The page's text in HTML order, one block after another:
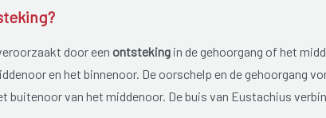
door een ontsteking in de gehoorgang of het
en het binnenoor. De oorschelp en de gehoorgang
buitenoor van het middenoor. De buis van Eustachius